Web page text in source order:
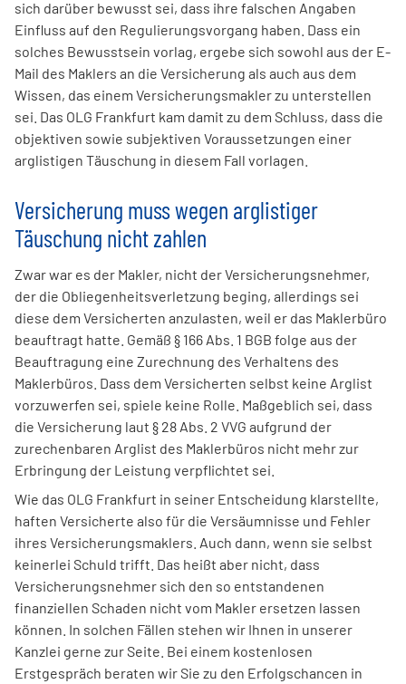
sich darüber bewusst sei, dass ihre falschen Angaben
Einfluss auf den Regulierungsvorgang haben. Dass ein
solches Bewusstsein vorlag, ergebe sich sowohl aus der E-
Mail des Maklers an die Versicherung als auch aus dem
Wissen, das einem Versicherungsmakler zu unterstellen
sei. Das OLG Frankfurt kam damit zu dem Schluss, dass die
objektiven sowie subjektiven Voraussetzungen einer
arglistigen Täuschung in diesem Fall vorlagen.
Versicherung muss wegen arglistiger
Täuschung nicht zahlen
Zwar war es der Makler, nicht der Versicherungsnehmer,
der die Obliegenheitsverletzung beging, allerdings sei
diese dem Versicherten anzulasten, weil er das Maklerbüro
beauftragt hatte. Gemäß § 166 Abs. 1 BGB folge aus der
Beauftragung eine Zurechnung des Verhaltens des
Maklerbüros. Dass dem Versicherten selbst keine Arglist
vorzuwerfen sei, spiele keine Rolle. Maßgeblich sei, dass
die Versicherung laut § 28 Abs. 2 VVG aufgrund der
zurechenbaren Arglist des Maklerbüros nicht mehr zur
Erbringung der Leistung verpflichtet sei.
Wie das OLG Frankfurt in seiner Entscheidung klarstellte,
haften Versicherte also für die Versäumnisse und Fehler
ihres Versicherungsmaklers. Auch dann, wenn sie selbst
keinerlei Schuld trifft. Das heißt aber nicht, dass
Versicherungsnehmer sich den so entstandenen
finanziellen Schaden nicht vom Makler ersetzen lassen
können. In solchen Fällen stehen wir Ihnen in unserer
Kanzlei gerne zur Seite. Bei einem kostenlosen
Erstgespräch beraten wir Sie zu den Erfolgschancen in